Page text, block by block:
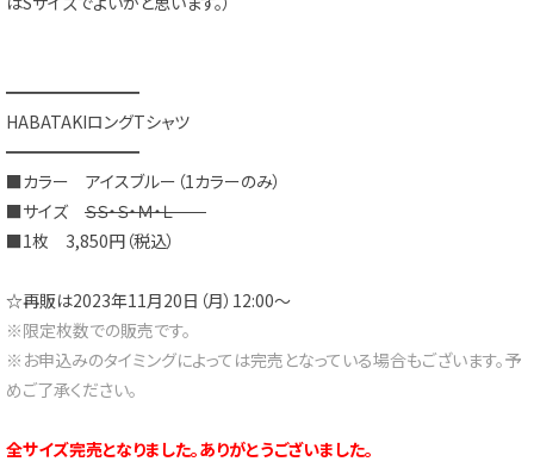
━━━━━━━━
HABATAKIロングTシャツ
━━━━━━━━
■カラー アイスブルー（1カラーのみ）
■サイズ ＳＳ・Ｓ・Ｍ・Ｌ
■1枚 3,850円（税込）
☆再販は2023年11月20日（月）12:00～
※限定枚数での販売です。
※お申込みのタイミングによっては完売となっている場合もございます。予
めご了承ください。
全サイズ完売となりました。ありがとうございました。